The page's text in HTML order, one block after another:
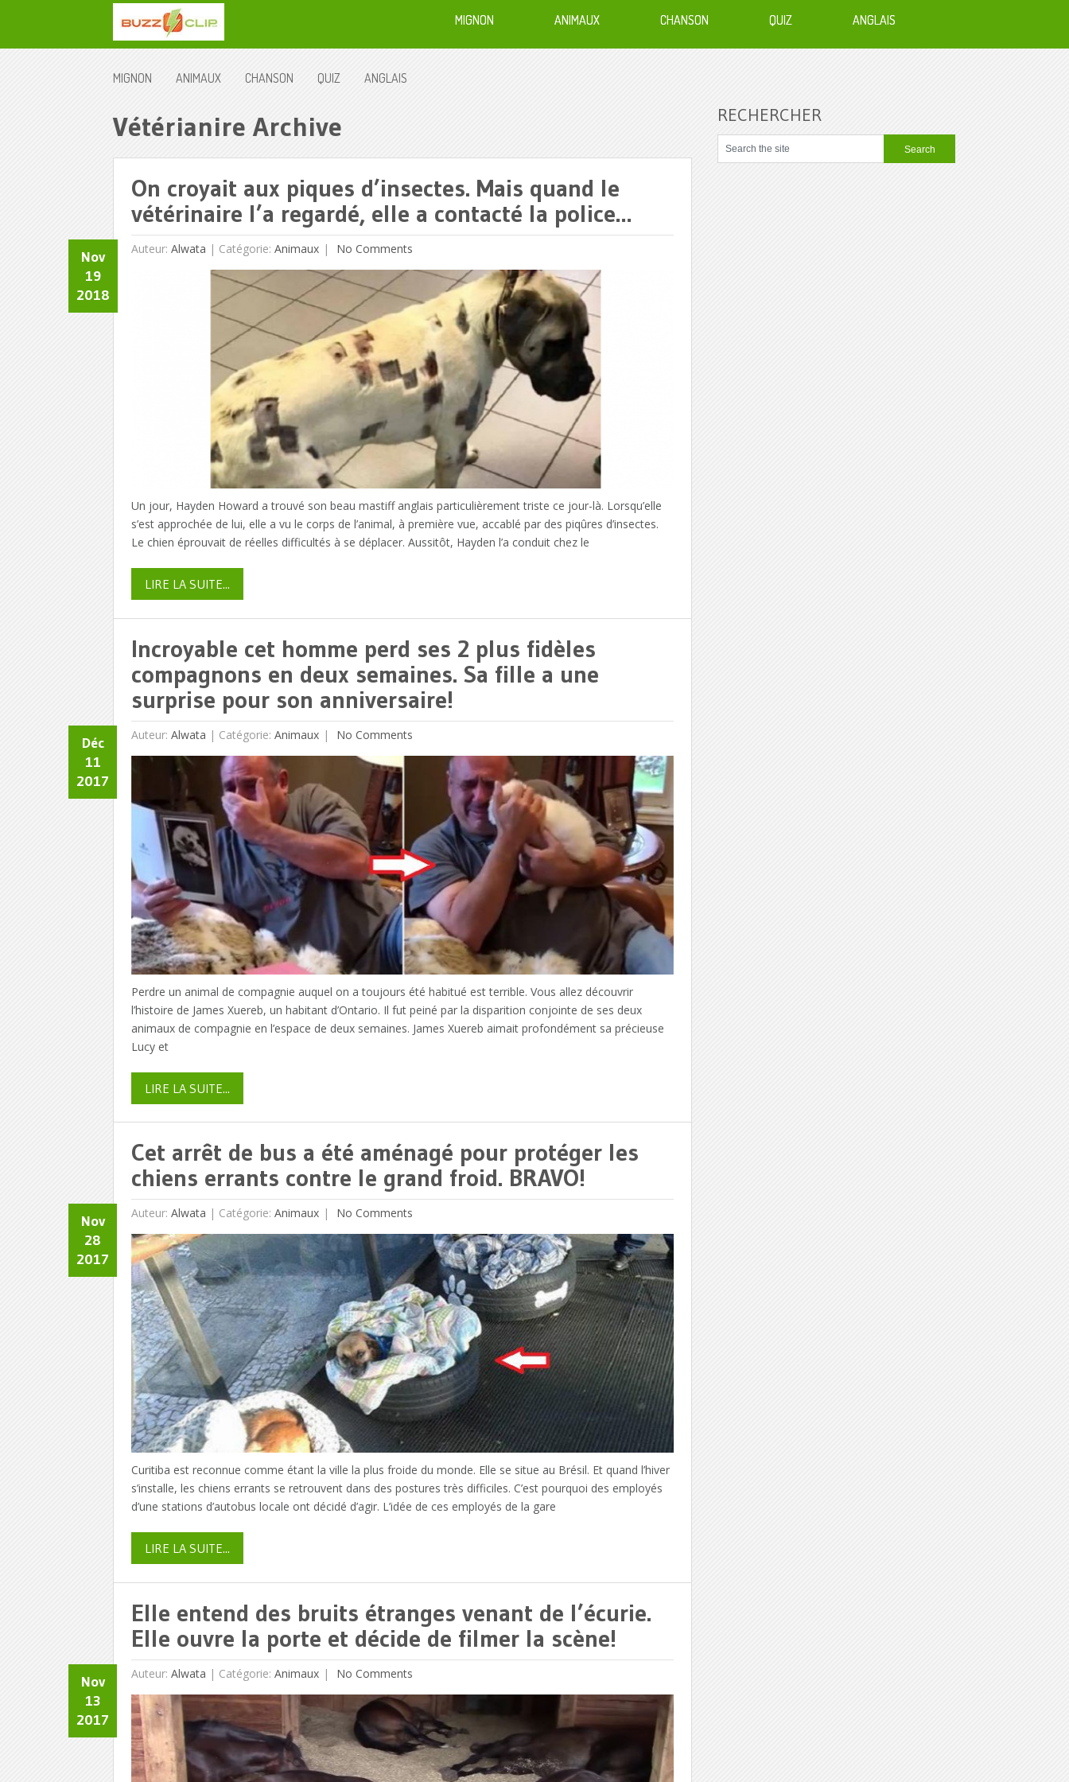
MIGNON ANIMAUX CHANSON QUIZ ANGLAIS
MIGNON ANIMAUX CHANSON QUIZ ANGLAIS
Vétérianire Archive
On croyait aux piques d’insectes. Mais quand le
vétérinaire l’a regardé, elle a contacté la police…
Auteur: Alwata |
Nov
19
2018
Catégorie: Animaux No Comments
Un jour, Hayden Howard a trouvé son beau mastiff anglais particulièrement triste ce jour-là. Lorsqu’elle
s’est approchée de lui, elle a vu le corps de l’animal, à première vue, accablé par des piqûres d’insectes.
Le chien éprouvait de réelles difficultés à se déplacer. Aussitôt, Hayden l’a conduit chez le
LIRE LA SUITE...
Incroyable cet homme perd ses 2 plus fidèles
compagnons en deux semaines. Sa fille a une
surprise pour son anniversaire!
Auteur: Alwata |
Déc
11
2017
Catégorie: Animaux No Comments
Perdre un animal de compagnie auquel on a toujours été habitué est terrible. Vous allez découvrir
l’histoire de James Xuereb, un habitant d’Ontario. Il fut peiné par la disparition conjointe de ses deux
animaux de compagnie en l’espace de deux semaines. James Xuereb aimait profondément sa précieuse
Lucy et
LIRE LA SUITE...
Cet arrêt de bus a été aménagé pour protéger les
chiens errants contre le grand froid. BRAVO!
Auteur: Alwata |
Nov
28
2017
Catégorie: Animaux No Comments
Curitiba est reconnue comme étant la ville la plus froide du monde. Elle se situe au Brésil. Et quand l’hiver
s’installe, les chiens errants se retrouvent dans des postures très difficiles. C’est pourquoi des employés
d’une stations d’autobus locale ont décidé d’agir. L’idée de ces employés de la gare
LIRE LA SUITE...
Elle entend des bruits étranges venant de l’écurie.
Elle ouvre la porte et décide de filmer la scène!
Auteur: Alwata |
Nov
13
2017
Catégorie: Animaux No Comments
RECHERCHER